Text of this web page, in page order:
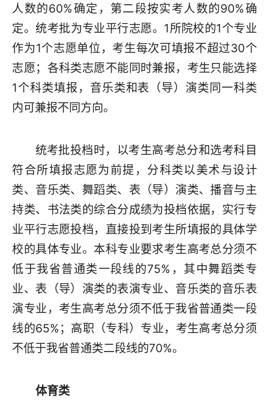
人数的60%确定，第二段按实考人数的90%确
定。统考批为专业平行志愿。1所院校的1个专业
作为1个志愿单位，考生每次可填报不超过30个
志愿；各科类志愿不能同时兼报，考生只能选择
1个科类填报，音乐类和表（导）演类同一科类
内可兼报不同方向。
统考批投档时，以考生高考总分和选考科目
符合所填报志愿为前提，分科类以美术与设计
类、音乐类、舞蹈类、表（导）演类、播音与主
持类、书法类的综合分成绩为投档依据，实行专
业平行志愿投档，直接投到考生所填报的具体学
校的具体专业。本科专业要求考生高考总分须不
低于我省普通类一段线的75%，其中舞蹈类专
业、表（导）演类的表演专业、音乐类的音乐表
演专业，考生高考总分须不低于我省普通类一段
线的65%；高职（专科）专业，考生高考总分须
不低于我省普通类二段线的70%。
体育类